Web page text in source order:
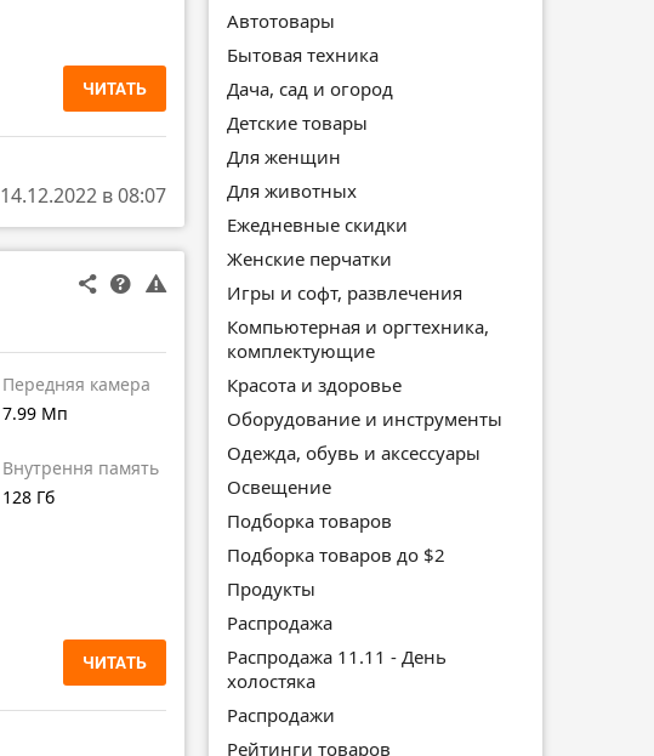
ЧИТАТЬ
14.12.2022 в 08:07
Передняя камера
7.99 Мп
Внутрення память
128 Гб
ЧИТАТЬ
Автотовары
Бытовая техника
Дача, сад и огород
Детские товары
Для женщин
Для животных
Ежедневные скидки
Женские перчатки
Игры и софт, развлечения
Компьютерная и оргтехника,
комплектующие
Красота и здоровье
Оборудование и инструменты
Одежда, обувь и аксессуары
Освещение
Подборка товаров
Подборка товаров до $2
Продукты
Распродажа
Распродажа 11.11 - День
холостяка
Распродажи
Рейтинги товаров